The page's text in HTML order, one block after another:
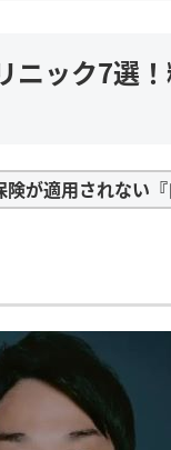
ニック7選
が適用されない『